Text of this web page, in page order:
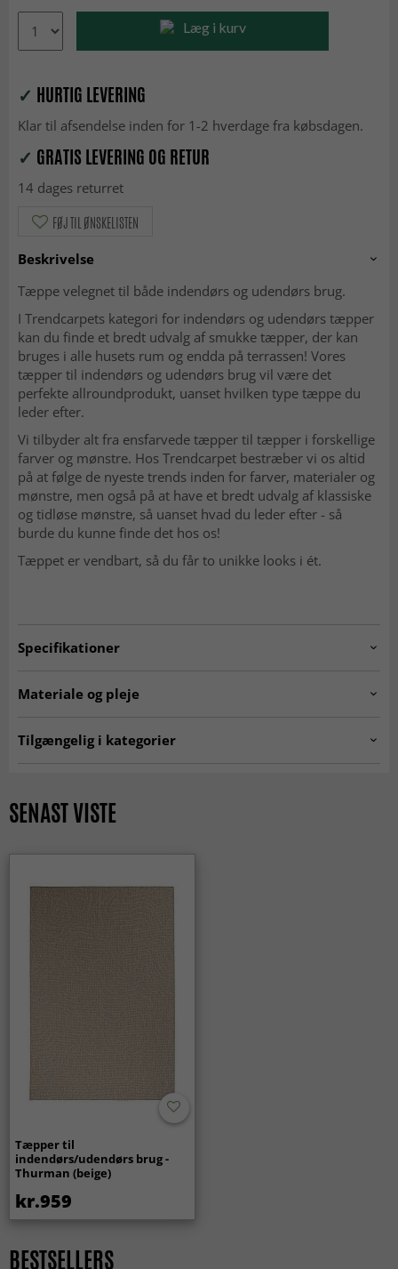
Læg i kurv
✓ HURTIG LEVERING
Klar til afsendelse inden for 1-2 hverdage fra købsdagen.
✓ GRATIS LEVERING OG RETUR
14 dages returret
FØJ TIL ØNSKELISTEN
Beskrivelse
Tæppe velegnet til både indendørs og udendørs brug.
I Trendcarpets kategori for indendørs og udendørs tæpper
kan du finde et bredt udvalg af smukke tæpper, der kan
bruges i alle husets rum og endda på terrassen! Vores
tæpper til indendørs og udendørs brug vil være det
perfekte allroundprodukt, uanset hvilken type tæppe du
leder efter.
Vi tilbyder alt fra ensfarvede tæpper til tæpper i forskellige
farver og mønstre. Hos Trendcarpet bestræber vi os altid
på at følge de nyeste trends inden for farver, materialer og
mønstre, men også på at have et bredt udvalg af klassiske
og tidløse mønstre, så uanset hvad du leder efter - så
burde du kunne finde det hos os!
Tæppet er vendbart, så du får to unikke looks i ét.
Specifikationer
Materiale og pleje
Oprindelse:Belgien.
Tilgængelig i kategorier
Tæpper 200 x 300 cm
SENAST VISTE
Tæpper til
indendørs/udendørs brug -
Thurman (beige)
kr.959
BESTSELLERS